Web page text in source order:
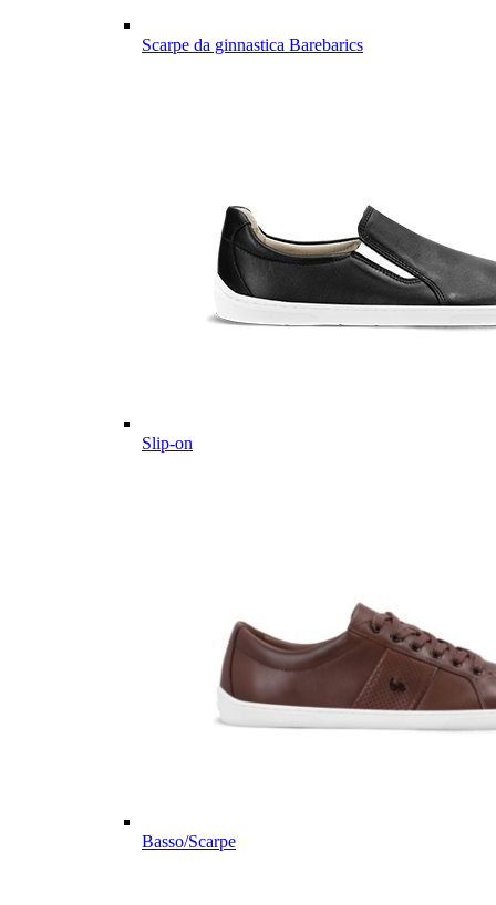
Scarpe da ginnastica Barebarics
Slip-on
Basso/Scarpe